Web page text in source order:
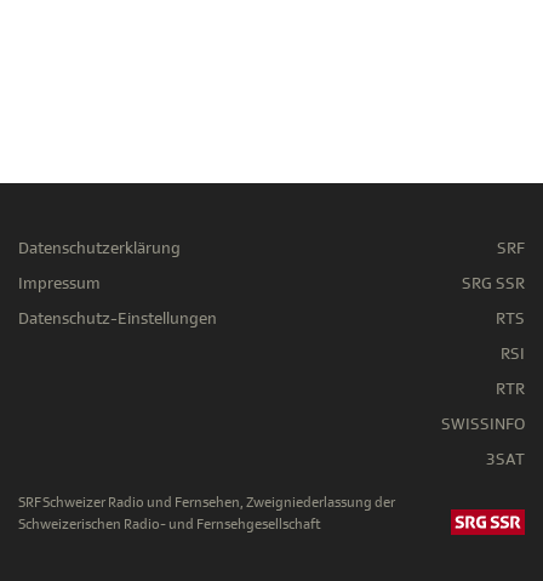
Datenschutzerklärung
Impressum
Datenschutz-Einstellungen
SRF
SRG SSR
RTS
RSI
RTR
SWISSINFO
3SAT
SRF Schweizer Radio und Fernsehen, Zweigniederlassung der
Schweizerischen Radio- und Fernsehgesellschaft